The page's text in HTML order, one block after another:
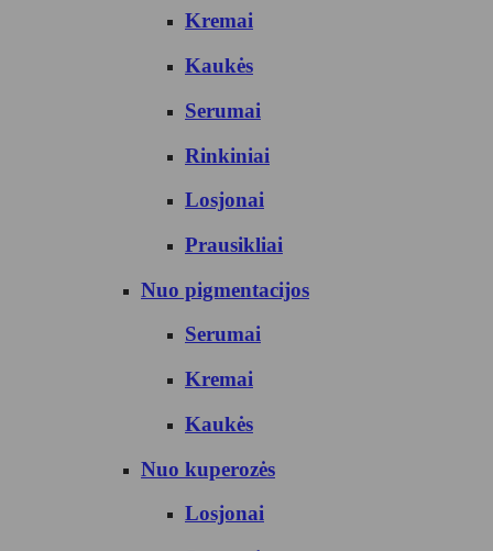
Kremai
Kaukės
Serumai
Rinkiniai
Losjonai
Prausikliai
Nuo pigmentacijos
Serumai
Kremai
Kaukės
Nuo kuperozės
Losjonai